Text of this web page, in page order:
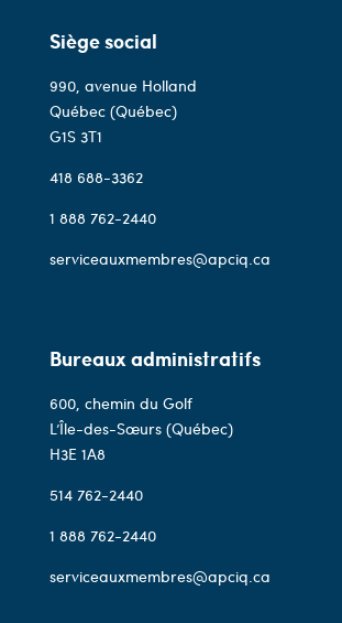
Siège social
990, avenue Holland
Québec (Québec)
G1S 3T1
418 688-3362
1 888 762-2440
serviceauxmembres@apciq.ca
Bureaux administratifs
600, chemin du Golf
L’Île-des-Sœurs (Québec)
H3E 1A8
514 762-2440
1 888 762-2440
serviceauxmembres@apciq.ca